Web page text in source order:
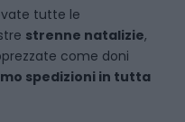
tutte le
strenne natalizie,
come doni
spedizioni in tutta